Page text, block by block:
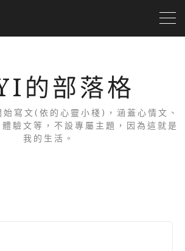
的部落格
寫文(依的心靈小棧)，涵蓋心情文、
驗文等，不設專屬主題，因為這就是
我的生活。